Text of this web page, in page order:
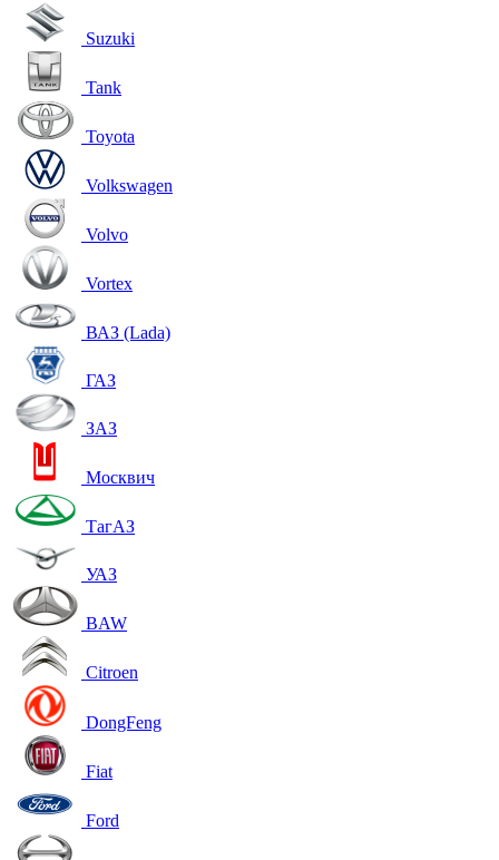
Suzuki
Tank
Toyota
Volkswagen
Volvo
Vortex
ВАЗ (Lada)
ГАЗ
ЗАЗ
Москвич
ТагАЗ
УАЗ
BAW
Citroen
DongFeng
Fiat
Ford